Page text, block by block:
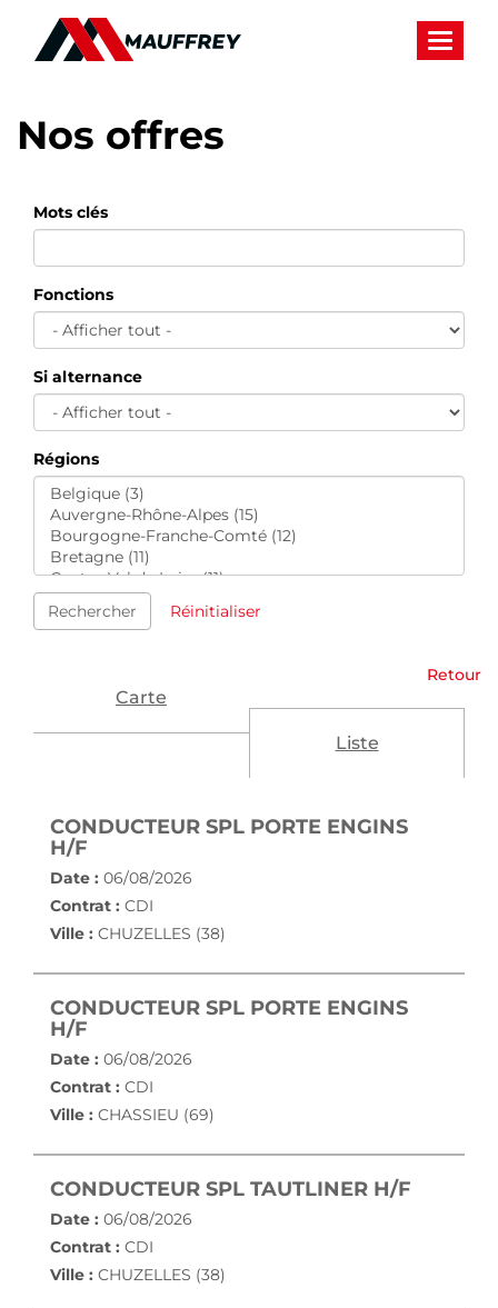
Nos offres
Mots clés
Fonctions
Si alternance
Régions
Rechercher Réinitialiser
Retour
Carte
Liste
CONDUCTEUR SPL PORTE ENGINS
H/F
Date : 06/08/2026
Contrat : CDI
Ville : CHUZELLES (38)
CONDUCTEUR SPL PORTE ENGINS
H/F
Date : 06/08/2026
Contrat : CDI
Ville : CHASSIEU (69)
CONDUCTEUR SPL TAUTLINER H/F
Date : 06/08/2026
Contrat : CDI
Ville : CHUZELLES (38)